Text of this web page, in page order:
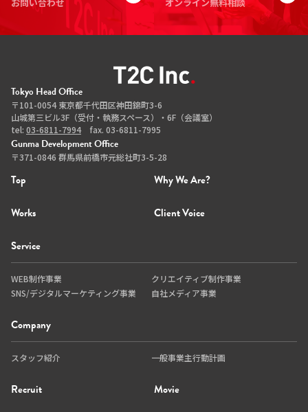
Tokyo Head Office
〒101-0054 東京都千代田区神田錦町3-6
山城第三ビル3F（受付・執務スペース）・6F（会議室）
tel: 03-6811-7994fax. 03-6811-7995
Gunma Development Office
〒371-0846 群馬県前橋市元総社町3-5-28
Top Why We Are?
Works Client Voice
Service
WEB制作事業
クリエイティブ制作事業
SNS/デジタルマーケティング事業
自社メディア事業
Company
スタッフ紹介 一般事業主行動計画
Recruit Movie